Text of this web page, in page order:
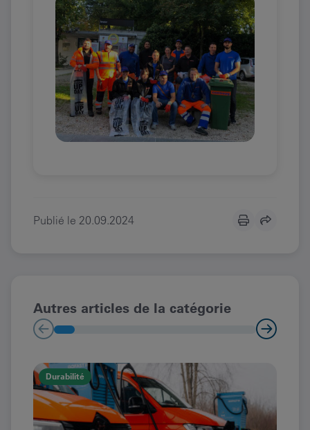
Publié le 20.09.2024
Autres articles de la catégorie
Durabilité